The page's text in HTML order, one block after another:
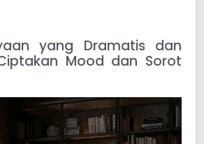
yang Dramatis dan
Mood dan Sorot